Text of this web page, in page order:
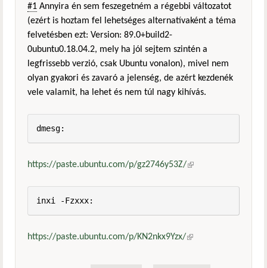
#1 Annyira én sem feszegetném a régebbi változatot
(ezért is hoztam fel lehetséges alternatívaként a téma
felvetésben ezt: Version: 89.0+build2-
0ubuntu0.18.04.2, mely ha jól sejtem szintén a
legfrissebb verzió, csak Ubuntu vonalon), mivel nem
olyan gyakori és zavaró a jelenség, de azért kezdenék
vele valamit, ha lehet és nem túl nagy kihívás.
dmesg:
https://paste.ubuntu.com/p/gz2746y53Z/(külső
inxi -Fzxxx:
https://paste.ubuntu.com/p/KN2nkx9Yzx/(külső